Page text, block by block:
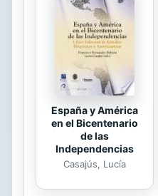
se pudiera
Era un
la manera
ministerio
España y América
en el Bicentenario
de las
Independencias
Casajús, Lucía